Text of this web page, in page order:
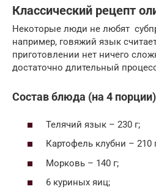
Классический рецепт
Некоторые люди не любят
например, говяжий язык
приготовлении нет ничего
достаточно длительный
Состав блюда (на 4
Телячий язык – 230 г;
Картофель клубни – 210
Морковь – 140 г;
6 куриных яиц;